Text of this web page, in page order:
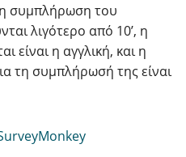
συμπλήρωση του
λιγότερο από 10’, η
είναι η αγγλική, και η
τη συμπλήρωσή της είναι